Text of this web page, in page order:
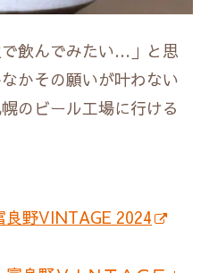
飲んでみたい…」と思
かその願いが叶わない
のビール工場に行ける
野VINTAGE 2024